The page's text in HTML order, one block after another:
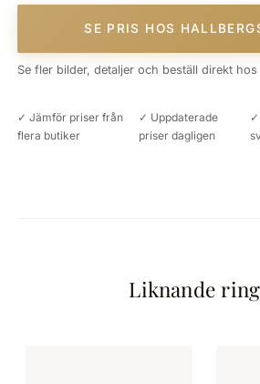
SE PRIS HOS
Se fler bilder, detaljer och beställ direkt
✓ Jämför priser från
flera butiker
✓ Uppdaterade
priser dagligen
Liknande